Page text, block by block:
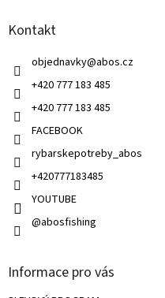
Kontakt
objednavky@abos.cz
+420 777 183 485
+420 777 183 485
FACEBOOK
rybarskepotreby_abos
+420777183485
YOUTUBE
@abosfishing
Informace pro vás